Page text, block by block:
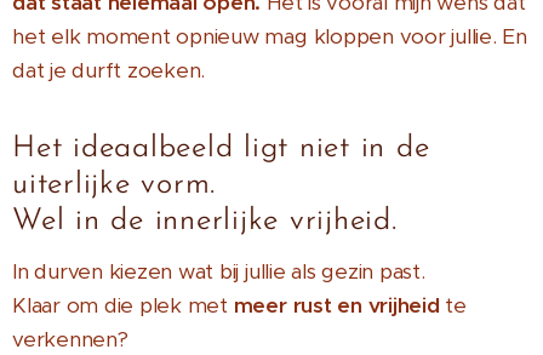
het elk moment opnieuw mag kloppen voor jullie. En
dat je durft zoeken.
Het ideaalbeeld ligt niet in de
uiterlijke vorm.
Wel in de innerlijke vrijheid.
In durven kiezen wat bij jullie als gezin past.
Klaar om die plek met meer rust en vrijheid te
verkennen?